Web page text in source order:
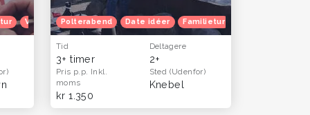
Venindetur Efterårferie
Venindetur Oplevelsesgavekort Oplevelsesgaver til hende
Polterabend Date idéer Familietur
Tid
3+ timer
Deltagere
2+
Pris p.p. Inkl.
moms
kr 1.350
Sted (Udenfor)
Knebel